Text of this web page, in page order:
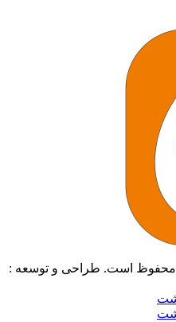
محفوظ است. طراحی و توسعه :